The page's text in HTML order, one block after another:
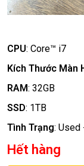
CPU: Core™ i7
Kích Thước Màn
RAM: 32GB
SSD: 1TB
Tình Trạng: Used
Hết hàng